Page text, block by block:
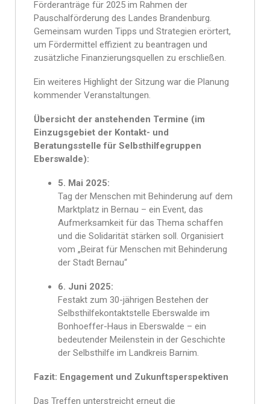
Förderanträge für 2025 im Rahmen der
Pauschalförderung des Landes Brandenburg.
Gemeinsam wurden Tipps und Strategien erörtert,
um Fördermittel effizient zu beantragen und
zusätzliche Finanzierungsquellen zu erschließen.
Ein weiteres Highlight der Sitzung war die Planung
kommender Veranstaltungen.
Übersicht der anstehenden Termine (im
Einzugsgebiet der Kontakt- und
Beratungsstelle für Selbsthilfegruppen
Eberswalde):
5. Mai 2025:
Tag der Menschen mit Behinderung auf dem
Marktplatz in Bernau – ein Event, das
Aufmerksamkeit für das Thema schaffen
und die Solidarität stärken soll. Organisiert
vom „Beirat für Menschen mit Behinderung
der Stadt Bernau“
6. Juni 2025:
Festakt zum 30-jährigen Bestehen der
Selbsthilfekontaktstelle Eberswalde im
Bonhoeffer-Haus in Eberswalde – ein
bedeutender Meilenstein in der Geschichte
der Selbsthilfe im Landkreis Barnim.
Fazit: Engagement und Zukunftsperspektiven
Das Treffen unterstreicht erneut die